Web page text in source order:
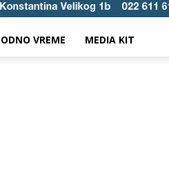
VREME MEDIA KIT